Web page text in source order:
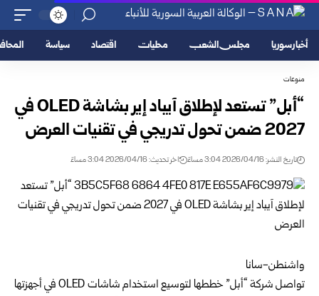
أخبار سوريا مجلس الشعب محليات اقتصاد سياسة
منوعات
“أبل” تستعد لإطلاق آيباد إير بشاشة OLED في
2027 ضمن تحول تدريجي في تقنيات العرض
تاريخ النشر: 2026/04/16 3:04 مساءً اخر تحديث: 2026/04/16 3:04 مساءً
واشنطن-سانا
تواصل شركة “أبل” خططها لتوسيع استخدام شاشات OLED في أجهزتها